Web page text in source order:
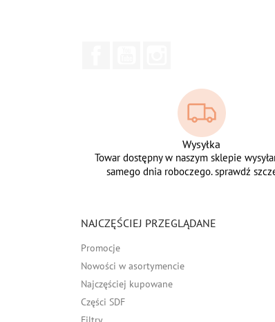
Wysyłka
Towar dostępny w naszym sklepie
samego dnia roboczego. sprawdź
NAJCZĘŚCIEJ PRZEGLĄDANE
Promocje
Nowości w asortymencie
Najczęściej kupowane
Części SDF